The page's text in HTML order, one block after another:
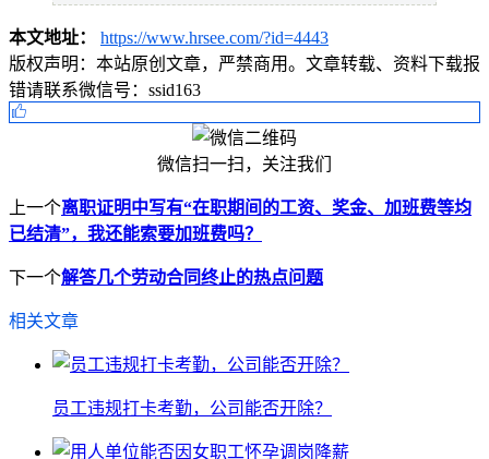
本文地址：
https://www.hrsee.com/?id=4443
版权声明： 本站原创文章，严禁商用。文章转载、资料下载报
错请联系微信号：ssid163
微信扫一扫，关注我们
上一个离职证明中写有“在职期间的工资、奖金、加班费等均
已结清”，我还能索要加班费吗？
下一个解答几个劳动合同终止的热点问题
相关文章
员工违规打卡考勤，公司能否开除？